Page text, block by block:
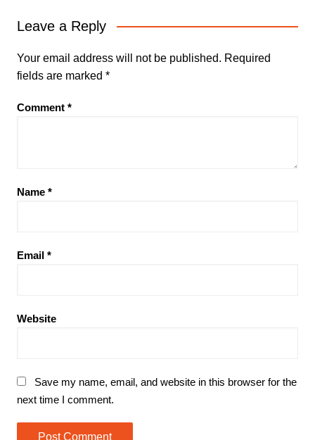
Leave a Reply
Your email address will not be published. Required
fields are marked *
Comment *
Name *
Email *
Website
Save my name, email, and website in this browser for the
next time I comment.